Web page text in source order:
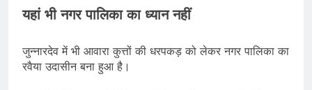
यहां भी नगर पालिका का ध्यान नहीं
जुन्नारदेव में भी आवारा कुत्तों की धरपकड़ को लेकर नगर पालिका का
रवैया उदासीन बना हुआ है।